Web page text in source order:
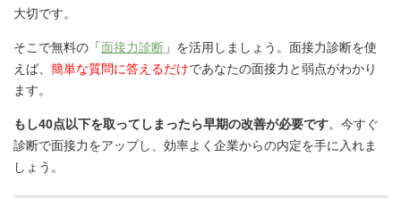
大切です。
そこで無料の「面接力診断 」を活用しましょう。面接力診断を使
えば、 簡単な質問に答えるだけであなたの面接力と弱点がわかり
ます。
もし40点以下を取ってしまったら早期の改善が必要です。今すぐ
診断で面接力をアップし、効率よく企業からの内定を手に入れま
しょう。